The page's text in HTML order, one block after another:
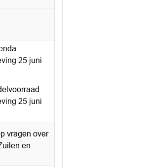
25 juni
25 juni
vragen over
en